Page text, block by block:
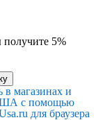
получите 5%
в магазинах и
с помощью
для браузера